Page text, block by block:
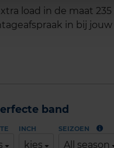
load in de maat
in bij
band
INCH
kies
SEIZOEN
All season